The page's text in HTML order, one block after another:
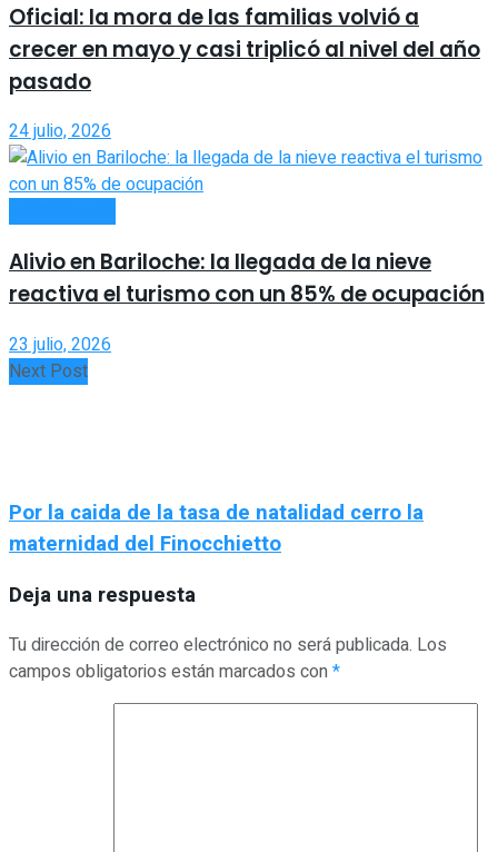
Oficial: la mora de las familias volvió a
crecer en mayo y casi triplicó al nivel del año
pasado
24 julio, 2026
Alivio en Bariloche: la llegada de la nieve
reactiva el turismo con un 85% de ocupación
23 julio, 2026
Next Post
Por la caida de la tasa de natalidad cerro la
maternidad del Finocchietto
Deja una respuesta
Tu dirección de correo electrónico no será publicada. Los
campos obligatorios están marcados con*